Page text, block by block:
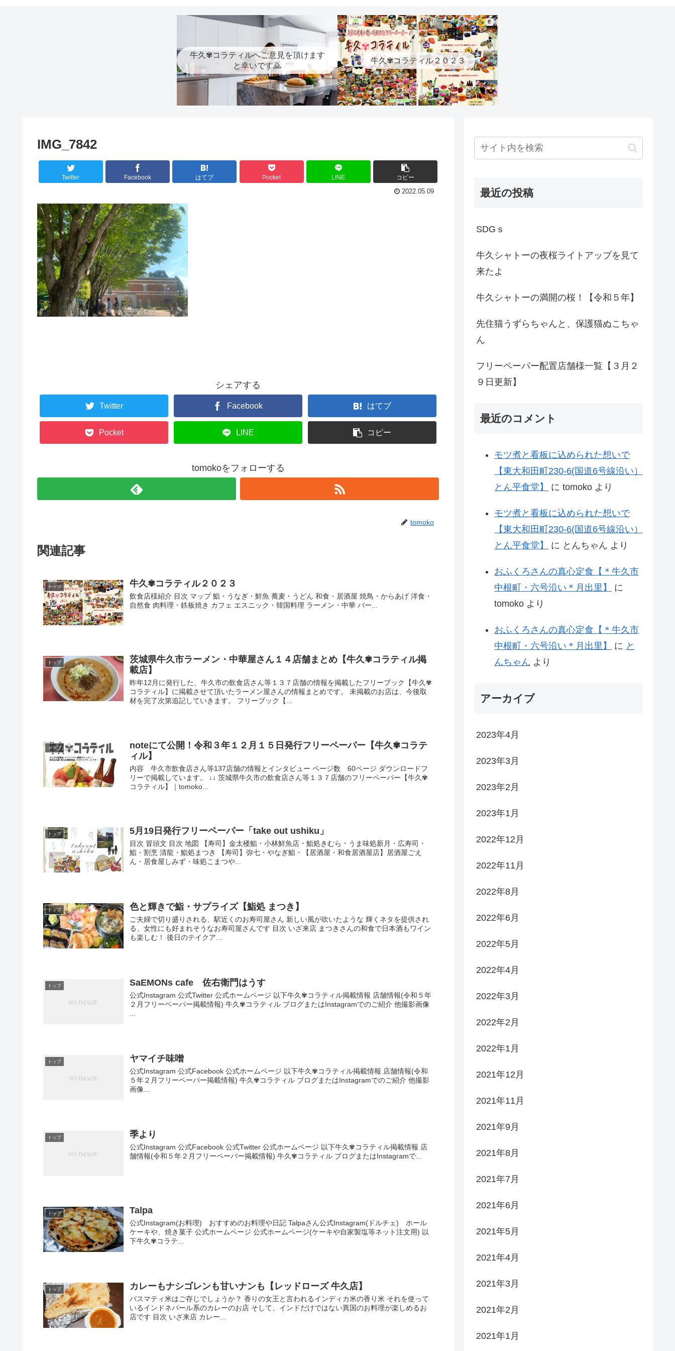
牛久✾コラティルへご意見を頂けます
と幸いです🙇
牛久✾コラティル２０２３
IMG_7842
Twitter Facebook はてブ Pocket LINE コピー
2022.05.09
シェアする
Twitter Facebook はてブ
Pocket LINE コピー
tomokoをフォローする
tomoko
関連記事
トップ 牛久✾コラティル２０２３
飲食店様紹介 目次 マップ 鮨・うなぎ・鮮魚 蕎麦・うどん 和食・居酒屋 焼鳥・からあげ 洋食・
自然食 肉料理・鉄板焼き カフェ エスニック・韓国料理 ラーメン・中華 バー...
トップ
茨城県牛久市ラーメン・中華屋さん１４店舗まとめ【牛久✾コラティル掲
載店】
昨年12月に発行した、牛久市の飲食店さん等１３７店舗の情報を掲載したフリーブック【牛久✾
コラティル】に掲載させて頂いたラーメン屋さんの情報まとめです。 未掲載のお店は、今後取
材を完了次第追記していきます。 フリーブック【...
トップ
noteにて公開！令和３年１２月１５日発行フリーペーパー【牛久✾コラテ
ィル】
内容 牛久市飲食店さん等137店舗の情報とインタビュー ページ数 60ページ ダウンロードフ
リーで掲載しています。 ↓↓ 茨城県牛久市の飲食店さん等１３７店舗のフリーペーパー【牛久✾
コラティル】｜tomoko...
トップ 5月19日発行フリーペーパー「take out ushiku」
目次 冒頭文 目次 地図 【寿司】金太楼鮨・小林鮮魚店・鮨処きむら・うま味処新月・広寿司・
鮨・割烹 清龍・鮨処まつき 【寿司】弥七・やなぎ鮨・【居酒屋・和食居酒屋店】居酒屋ごえ
ん・居食屋しみず・味処こまつや...
トップ 色と輝きで鮨・サプライズ【鮨処 まつき】
ご夫婦で切り盛りされる、駅近くのお寿司屋さん 新しい風が吹いたような 輝くネタを提供され
る、女性にも好まれそうなお寿司屋さんです 目次 いざ来店 まつきさんの和食で日本酒もワイン
も楽しむ！ 後日のテイクア...
トップ SaEMONs cafe 佐右衛門はうす
公式Instagram 公式Twitter 公式ホームページ 以下牛久✾コラティル掲載情報 店舗情報(令和５年
２月フリーペーパー掲載情報) 牛久✾コラティル ブログまたはInstagramでのご紹介 他撮影画像
トップ ヤマイチ味噌
公式Instagram 公式Facebook 公式ホームページ 以下牛久✾コラティル掲載情報 店舗情報(令和
５年２月フリーペーパー掲載情報) 牛久✾コラティル ブログまたはInstagramでのご紹介 他撮影
画像...
トップ 季より
公式Instagram 公式Facebook 公式Twitter 公式ホームページ 以下牛久✾コラティル掲載情報 店
舗情報(令和５年２月フリーペーパー掲載情報) 牛久✾コラティル ブログまたはInstagramで...
トップ Talpa
公式Instagram(お料理) おすすめのお料理や日記 Talpaさん公式Instagram(ドルチェ) ホール
ケーキや、焼き菓子 公式ホームページ 公式ホームページ(ケーキや自家製塩等ネット注文用) 以
下牛久✾コラテ...
トップ カレーもナシゴレンも甘いナンも【レッドローズ 牛久店】
バスマティ米はご存じでしょうか？ 香りの女王と言われるインディカ米の香り米 それを使って
いるインドネパール系のカレーのお店 そして、インドだけではない異国のお料理が楽しめるお
店です 目次 いざ来店 カレー...
最近の投稿
SDGｓ
牛久シャトーの夜桜ライトアップを見て
来たよ
牛久シャトーの満開の桜！【令和５年】
先住猫うずらちゃんと、保護猫ぬこちゃ
ん
フリーペーパー配置店舗様一覧【３月２
９日更新】
最近のコメント
モツ煮と看板に込められた想いで
【東大和田町230-6(国道6号線沿い）
とん平食堂】
に tomoko より
モツ煮と看板に込められた想いで
【東大和田町230-6(国道6号線沿い）
とん平食堂】
に とんちゃん より
おふくろさんの真心定食【＊牛久市
中根町・六号沿い＊月出里】
に
tomoko より
おふくろさんの真心定食【＊牛久市
中根町・六号沿い＊月出里】
に と
んちゃん より
アーカイブ
2023年4月
2023年3月
2023年2月
2023年1月
2022年12月
2022年11月
2022年8月
2022年6月
2022年5月
2022年4月
2022年3月
2022年2月
2022年1月
2021年12月
2021年11月
2021年9月
2021年8月
2021年7月
2021年6月
2021年5月
2021年4月
2021年3月
2021年2月
2021年1月